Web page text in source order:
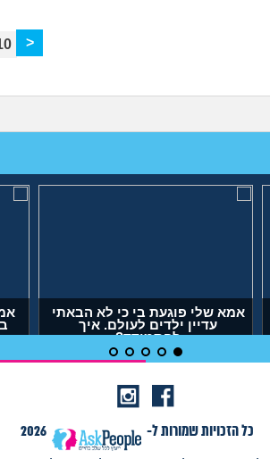
>
אמא שלי פוגעת בי כי לא הבאתי
עדיין ילדים לעולם. איך
להתמודד?
(אנונימית, בת 29)
כל הזכויות שמורות ל-
2026